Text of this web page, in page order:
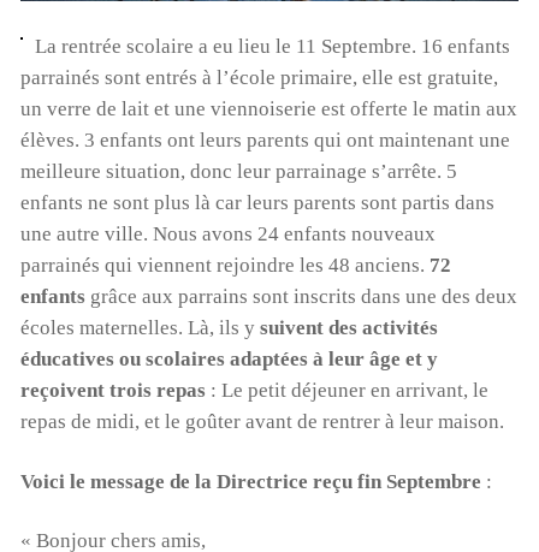
La rentrée scolaire a eu lieu le 11 Septembre. 16 enfants
parrainés sont entrés à l’école primaire, elle est gratuite,
un verre de lait et une viennoiserie est offerte le matin aux
élèves. 3 enfants ont leurs parents qui ont maintenant une
meilleure situation, donc leur parrainage s’arrête. 5
enfants ne sont plus là car leurs parents sont partis dans
une autre ville. Nous avons 24 enfants nouveaux
parrainés qui viennent rejoindre les 48 anciens. 72
enfantsgrâce aux parrains sont inscrits dans une des deux
écoles maternelles. Là, ils y suivent des activités
éducatives ou scolaires adaptées à leur âge et y
reçoivent trois repas: Le petit déjeuner en arrivant, le
repas de midi, et le goûter avant de rentrer à leur maison.
Voici le message de la Directrice reçu fin Septembre :
« Bonjour chers amis,